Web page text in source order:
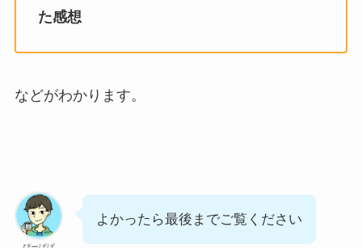
た感想
などがわかります。
よかったら最後までご覧ください